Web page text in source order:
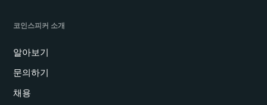
코인스피커 소개
알아보기
문의하기
채용